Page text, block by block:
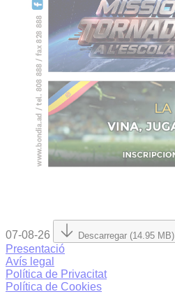
07-08-26 Descarregar (14.95 MB)
Presentació
Avís legal
Política de Privacitat
Política de Cookies